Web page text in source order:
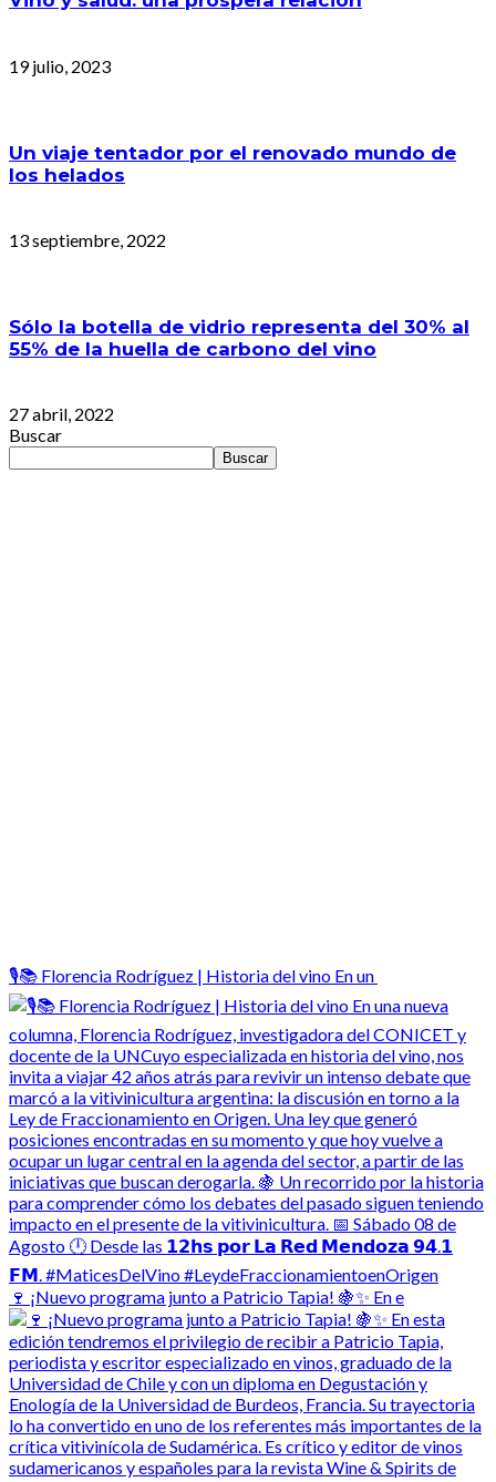
19 julio, 2023
Un viaje tentador por el renovado mundo de
los helados
13 septiembre, 2022
Sólo la botella de vidrio representa del 30% al
55% de la huella de carbono del vino
27 abril, 2022
Buscar
Buscar
🎙️📚 Florencia Rodríguez | Historia del vino En un
🍷 ¡Nuevo programa junto a Patricio Tapia! 🍇✨ En e